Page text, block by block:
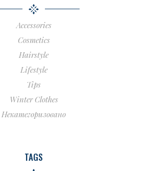
Accessories
Cosmetics
Hairstyle
Lifestyle
Tips
Winter Clothes
Некатегоризовано
TAGS